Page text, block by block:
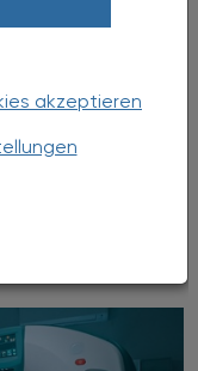
akzeptieren